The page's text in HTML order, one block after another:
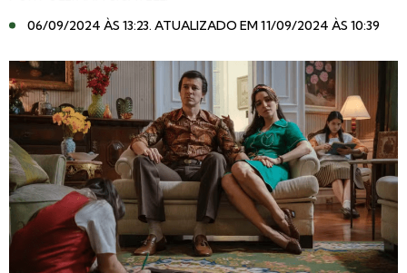
06/09/2024 ÀS 13:23. ATUALIZADO EM 11/09/2024 ÀS 10:39